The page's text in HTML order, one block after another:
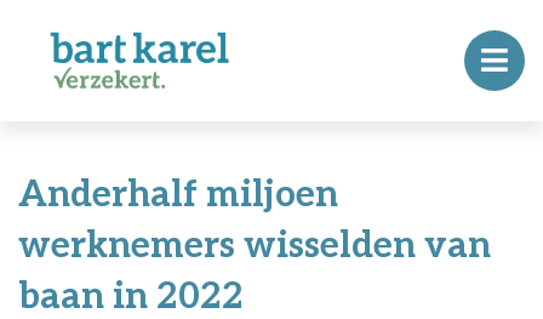
Anderhalf miljoen
werknemers wisselden van
baan in 2022